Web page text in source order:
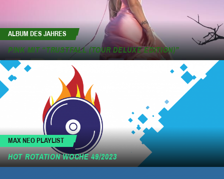
ALBUM DES JAHRES
P!NK MIT “TRUSTFALL (TOUR DELUXE EDITION)”
MAX NEO PLAYLIST
HOT ROTATION WOCHE 49/2023